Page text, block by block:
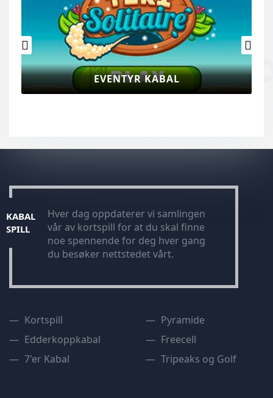
EVENTYR KABAL
KABAL
SPILL
Hver dag oppdaterer vi samlingen
vår av kortspill for at du skal finne
noe spennende for deg hver gang
du besøker nettstedet vårt.
Kortspill
Edderkoppkabal
7'er Kabal
Pyramide
Freecell
Tripeaks og Golf